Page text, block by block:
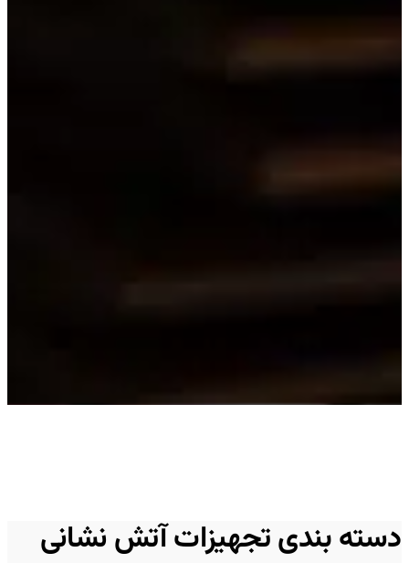
دسته بندی تجهیزات آتش نشانی